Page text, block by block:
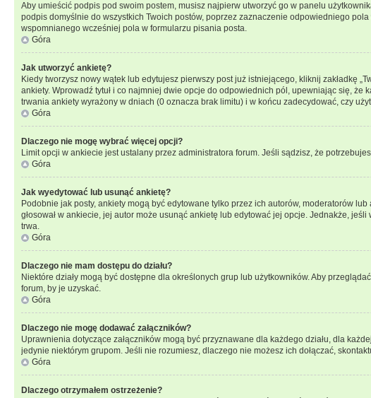
Aby umieścić podpis pod swoim postem, musisz najpierw utworzyć go w panelu
podpis domyślnie do wszystkich Twoich postów, poprzez zaznaczenie odpowiedniego
wspomnianego wcześniej pola w formularzu pisania posta.
Góra
Jak utworzyć ankietę?
Kiedy tworzysz nowy wątek lub edytujesz pierwszy post już istniejącego, kliknij zakładkę
ankiety. Wprowadź tytuł i co najmniej dwie opcje do odpowiednich pól, upewniając się,
trwania ankiety wyrażony w dniach (0 oznacza brak limitu) i w końcu zadecydować, czy
Góra
Dlaczego nie mogę wybrać więcej opcji?
Limit opcji w ankiecie jest ustalany przez administratora forum. Jeśli sądzisz, że
Góra
Jak wyedytować lub usunąć ankietę?
Podobnie jak posty, ankiety mogą być edytowane tylko przez ich autorów, moderatorów
głosował w ankiecie, jej autor może usunąć ankietę lub edytować jej opcje. Jednakże,
trwa.
Góra
Dlaczego nie mam dostępu do działu?
Niektóre działy mogą być dostępne dla określonych grup lub użytkowników. Aby
forum, by je uzyskać.
Góra
Dlaczego nie mogę dodawać załączników?
Uprawnienia dotyczące załączników mogą być przyznawane dla każdego działu, dla
jedynie niektórym grupom. Jeśli nie rozumiesz, dlaczego nie możesz ich dołączać,
Góra
Dlaczego otrzymałem ostrzeżenie?